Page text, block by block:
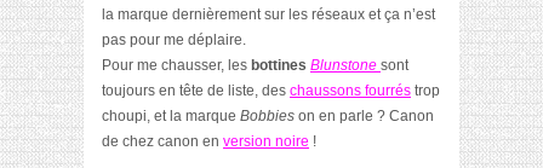
la marque dernièrement sur les réseaux et ça n’est
pas pour me déplaire.
Pour me chausser, les bottines Blunstone sont
toujours en tête de liste, des chaussons fourrés trop
choupi, et la marque Bobbies on en parle ? Canon
de chez canon en version noire !